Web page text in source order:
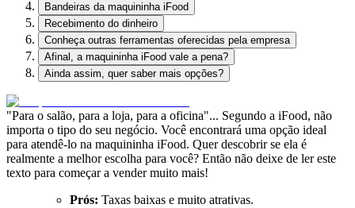
Bandeiras da maquininha iFood
Recebimento do dinheiro
Conheça outras ferramentas oferecidas pela empresa
Afinal, a maquininha iFood vale a pena?
Ainda assim, quer saber mais opções?
"Para o salão, para a loja, para a oficina"... Segundo a iFood, não
importa o tipo do seu negócio. Você encontrará uma opção ideal
para atendê-lo na maquininha iFood. Quer descobrir se ela é
realmente a melhor escolha para você? Então não deixe de ler este
texto para começar a vender muito mais!
Prós: Taxas baixas e muito atrativas.